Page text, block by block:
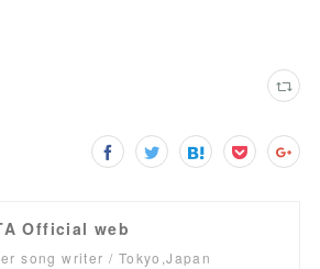
Official web
song writer / Tokyo,Japan